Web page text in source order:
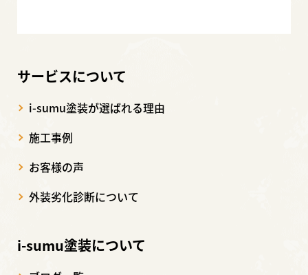
サービスについて
i-sumu塗装が選ばれる理由
施工事例
お客様の声
外装劣化診断について
i-sumu塗装について